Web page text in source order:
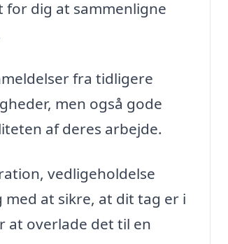
dig at sammenligne
fra tidligere
men også gode
af deres arbejde.
vedligeholdelse
at sikre, at dit tag er i
at overlade det til en